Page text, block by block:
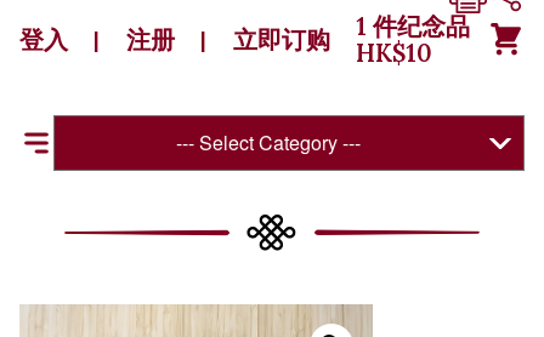
登入 | 注册 | 立即订购 1 件纪念品
HK$10
--- Select Category ---